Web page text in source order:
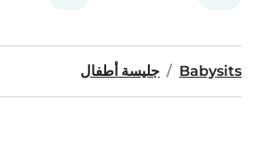
Babysits جليسة أطفال